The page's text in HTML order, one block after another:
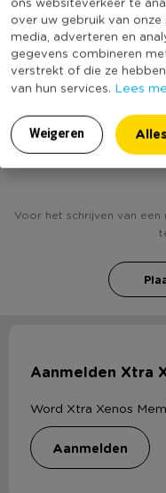
over uw gebruik van
media, adverteren en
gegevens combineren
verstrekt of die ze
van hun services. Lees
Weigeren
Inhoud in liter
Duurzaamheidsscore
Heb jij Bekertje party
Voor het schrijven van
Aanmelden Xtra
Word Xtra Xenos
aanmelden